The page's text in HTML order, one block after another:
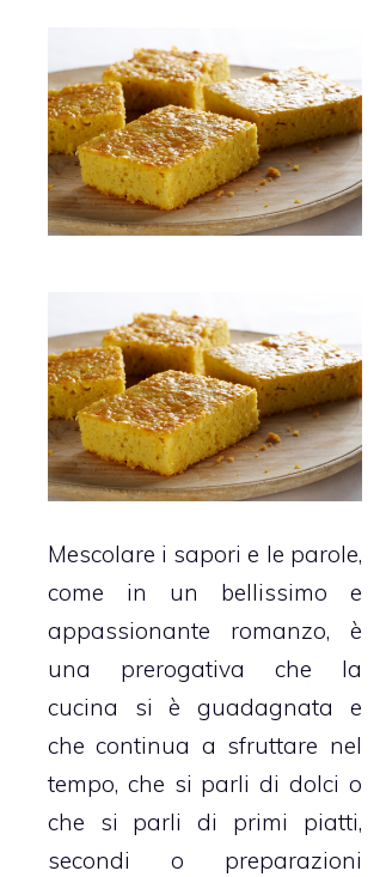
Mescolare i sapori e le parole,
come in un bellissimo e
appassionante romanzo, è
una prerogativa che la
cucina si è guadagnata e
che continua a sfruttare nel
tempo, che si parli di dolci o
che si parli di primi piatti,
secondi o preparazioni